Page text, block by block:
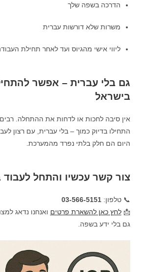
הדרכה בשפה שלך
משרות שלא דורשות עברית
ליווי אישי מהגיוס ועד לאחר תחילת
גם בלי עברית – אפשר
בישראל
אין סיבה לחכות או לדחות את ההתחלה.
התחילו בדיוק כמוך – בלי עברית, עם רצון
היום הם חלק בלתי נפרד מהמערכת.
צור קשר עכשיו והתחל לעבוד
📞 טלפון:03-566-5151
📩לחץ כאן להשארת פרטים ואנחנו נדאג
גם בלי ידע בשפה.